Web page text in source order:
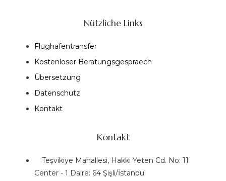
Nützliche Links
Flughafentransfer
Kostenloser Beratungsgespraech
Übersetzung
Datenschutz
Kontakt
Kontakt
Teşvikiye Mahallesi, Hakkı Yeten Cd. No: 11
Center - 1 Daire: 64 Şişli/İstanbul